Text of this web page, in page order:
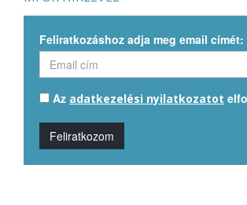
Feliratkozáshoz adja meg email címét:
Az adatkezelési nyilatkozatot
Feliratkozom